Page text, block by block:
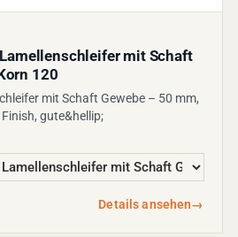
mit Schaft
120
mit Schaft Gewebe – 50 mm,
gute&hellip;
Details ansehen→